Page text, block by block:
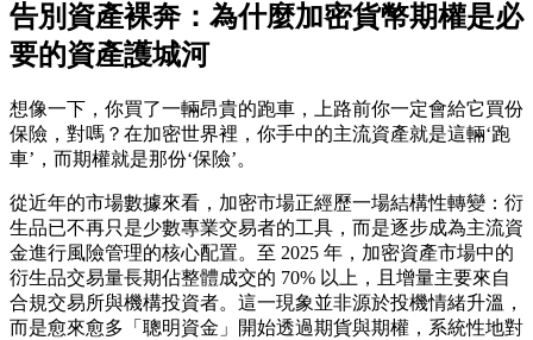
告別資產裸奔：為什麼加密貨幣期權是必
要的資產護城河
想像一下，你買了一輛昂貴的跑車，上路前你一定會給它買份
保險，對嗎？在加密世界裡，你手中的主流資產就是這輛‘跑
車’，而期權就是那份‘保險’。
從近年的市場數據來看，加密市場正經歷一場結構性轉變：衍
生品已不再只是少數專業交易者的工具，而是逐步成為主流資
金進行風險管理的核心配置。至 2025 年，加密資產市場中的
衍生品交易量長期佔整體成交的 70% 以上，且增量主要來自
合規交易所與機構投資者。這一現象並非源於投機情緒升溫，
而是愈來愈多「聰明資金」開始透過期貨與期權，系統性地對